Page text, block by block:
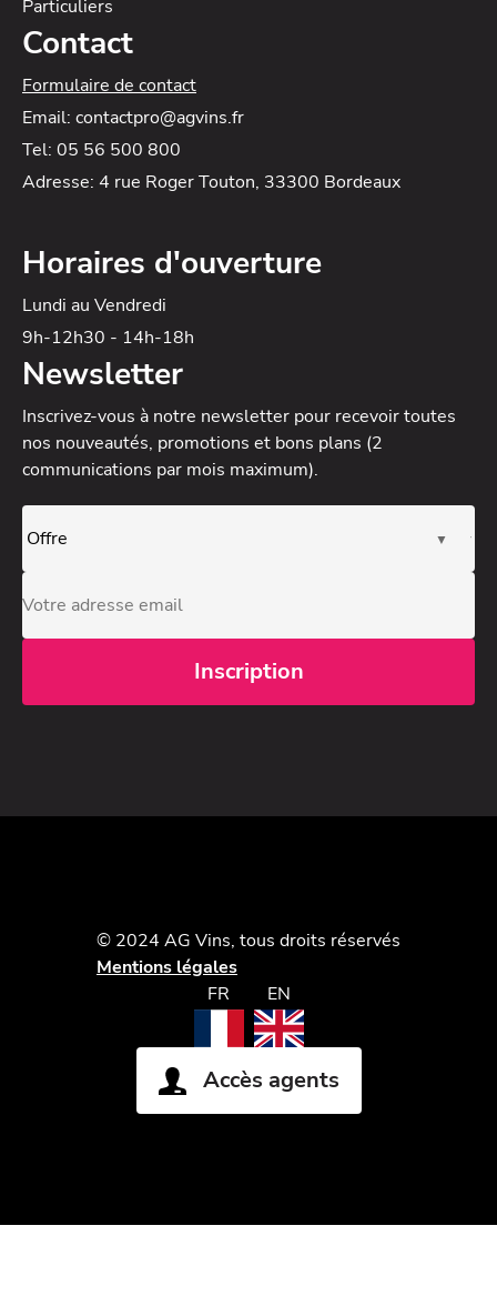
Particuliers
Contact
Formulaire de contact
Email: contactpro@agvins.fr
Tel: 05 56 500 800
Adresse: 4 rue Roger Touton, 33300 Bordeaux
Horaires d'ouverture
Lundi au Vendredi
9h-12h30 - 14h-18h
Newsletter
Inscrivez-vous à notre newsletter pour recevoir toutes
nos nouveautés, promotions et bons plans (2
communications par mois maximum).
© 2024 AG Vins, tous droits réservés
Mentions légales
FR
EN
Accès agents